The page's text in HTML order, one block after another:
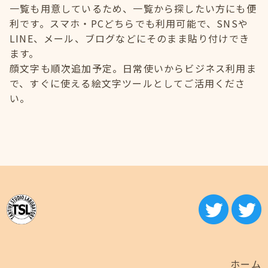
一覧も用意しているため、一覧から探したい方にも便
利です。スマホ・PCどちらでも利用可能で、SNSや
LINE、メール、ブログなどにそのまま貼り付けでき
ます。
顔文字も順次追加予定。日常使いからビジネス利用ま
で、すぐに使える絵文字ツールとしてご活用くださ
い。
ホーム